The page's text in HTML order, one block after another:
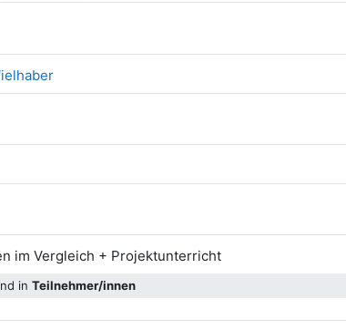
im Vergleich + Projektunterricht
inTeilnehmer/innen